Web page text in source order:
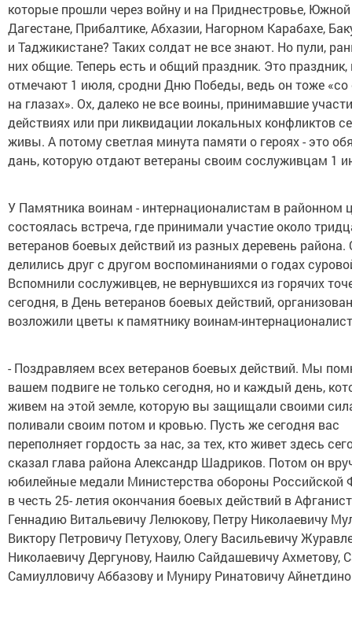
которые прошли через войну и на Приднестровье,
Дагестане, Прибалтике, Абхазии, Нагорном Карабахе,
и Таджикистане? Таких солдат не все знают. Но пули,
них общие. Теперь есть и общий праздник. Это
отмечают 1 июля, сродни Дню Победы, ведь он тоже «со
на глазах». Ох, далеко не все воины, принимавшие
действиях или при ликвидации локальных конфликтов
живы. А потому светлая минута памяти о героях - это
дань, которую отдают ветераны своим сослуживцам 1
У Памятника воинам - интернационалистам в районном
состоялась встреча, где принимали участие около
ветеранов боевых действий из разных деревень района.
делились друг с другом воспоминаниями о годах
Вспомнили сослуживцев, не вернувшихся из горячих
сегодня, в День ветеранов боевых действий,
возложили цветы к памятнику воинам-
- Поздравляем всех ветеранов боевых действий. Мы
вашем подвиге не только сегодня, но и каждый день,
живем на этой земле, которую вы защищали своими
поливали своим потом и кровью. Пусть же сегодня вас
переполняет гордость за нас, за тех, кто живет здесь
сказал глава района Александр Шадриков. Потом он
юбилейные медали Министерства обороны Российской
в честь 25- летия окончания боевых действий в
Геннадию Витальевичу Лелюкову, Петру Николаевичу
Виктору Петровичу Петухову, Олегу Васильевичу
Николаевичу Дергунову, Наилю Сайдашевичу Ахметову,
Самиулловичу Аббазову и Муниру Ринатовичу